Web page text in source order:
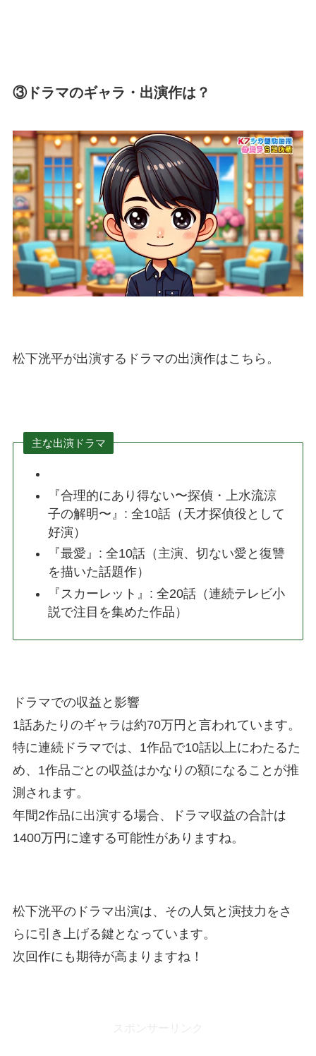
③ドラマのギャラ・出演作は？
松下洸平が出演するドラマの出演作はこちら。
主な出演ドラマ
『合理的にあり得ない〜探偵・上水流涼
子の解明〜』: 全10話（天才探偵役として
好演）
『最愛』: 全10話（主演、切ない愛と復讐
を描いた話題作）
『スカーレット』: 全20話（連続テレビ小
説で注目を集めた作品）
ドラマでの収益と影響
1話あたりのギャラは約70万円と言われています。
特に連続ドラマでは、1作品で10話以上にわたるた
め、1作品ごとの収益はかなりの額になることが推
測されます。
年間2作品に出演する場合、ドラマ収益の合計は
1400万円に達する可能性がありますね。
松下洸平のドラマ出演は、その人気と演技力をさ
らに引き上げる鍵となっています。
次回作にも期待が高まりますね！